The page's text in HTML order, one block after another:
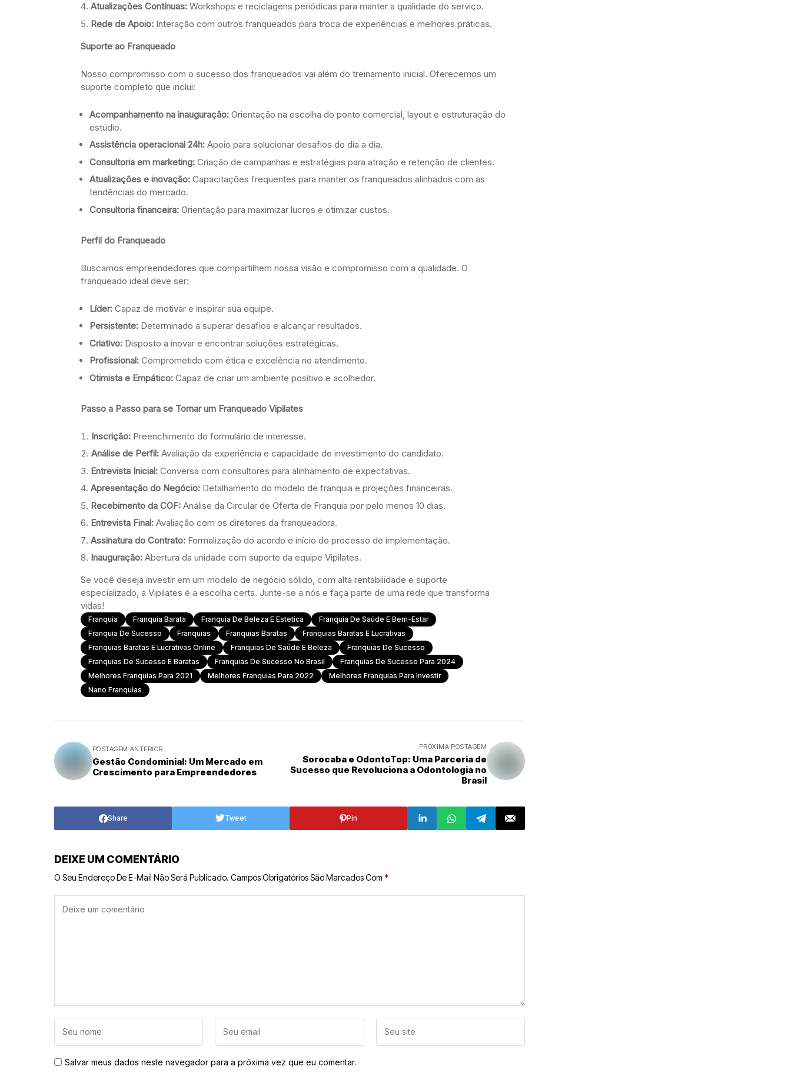
Atualizações Contínuas: Workshops e reciclagens periódicas para manter a qualidade do serviço.
Rede de Apoio: Interação com outros franqueados para troca de experiências e melhores práticas.
Suporte ao Franqueado
Nosso compromisso com o sucesso dos franqueados vai além do treinamento inicial. Oferecemos um
suporte completo que inclui:
Acompanhamento na inauguração: Orientação na escolha do ponto comercial, layout e estruturação do
estúdio.
Assistência operacional 24h: Apoio para solucionar desafios do dia a dia.
Consultoria em marketing: Criação de campanhas e estratégias para atração e retenção de clientes.
Atualizações e inovação: Capacitações frequentes para manter os franqueados alinhados com as
tendências do mercado.
Consultoria financeira: Orientação para maximizar lucros e otimizar custos.
Perfil do Franqueado
Buscamos empreendedores que compartilhem nossa visão e compromisso com a qualidade. O
franqueado ideal deve ser:
Líder: Capaz de motivar e inspirar sua equipe.
Persistente: Determinado a superar desafios e alcançar resultados.
Criativo: Disposto a inovar e encontrar soluções estratégicas.
Profissional: Comprometido com ética e excelência no atendimento.
Otimista e Empático: Capaz de criar um ambiente positivo e acolhedor.
Passo a Passo para se Tornar um Franqueado Vipilates
Inscrição: Preenchimento do formulário de interesse.
Análise de Perfil: Avaliação da experiência e capacidade de investimento do candidato.
Entrevista Inicial: Conversa com consultores para alinhamento de expectativas.
Apresentação do Negócio: Detalhamento do modelo de franquia e projeções financeiras.
Recebimento da COF: Análise da Circular de Oferta de Franquia por pelo menos 10 dias.
Entrevista Final: Avaliação com os diretores da franqueadora.
Assinatura do Contrato: Formalização do acordo e início do processo de implementação.
Inauguração: Abertura da unidade com suporte da equipe Vipilates.
Se você deseja investir em um modelo de negócio sólido, com alta rentabilidade e suporte
especializado, a Vipilates é a escolha certa. Junte-se a nós e faça parte de uma rede que transforma
vidas!
Franquia Franquia Barata Franquia De Beleza E Estetica
Franquia De Saúde E Bem-Estar
Franquia De Sucesso
Franquias Franquias Baratas
Franquias Baratas E Lucrativas
Franquias Baratas E Lucrativas Online
Franquias De Saúde E Beleza
Franquias De Sucesso
Franquias De Sucesso E Baratas
Franquias De Sucesso No Brasil
Franquias De Sucesso Para 2024
Melhores Franquias Para 2021
Melhores Franquias Para 2022
Melhores Franquias Para Investir
Nano Franquias
POSTAGEM ANTERIOR
Gestão Condominial: Um Mercado em
Crescimento para Empreendedores
PRÓXIMA POSTAGEM
Sorocaba e OdontoTop: Uma Parceria de
Sucesso que Revoluciona a Odontologia no
Brasil
Share Tweet Pin
DEIXE UM COMENTÁRIO
O Seu Endereço De E-Mail Não Será Publicado. Campos Obrigatórios São Marcados Com *
Salvar meus dados neste navegador para a próxima vez que eu comentar.